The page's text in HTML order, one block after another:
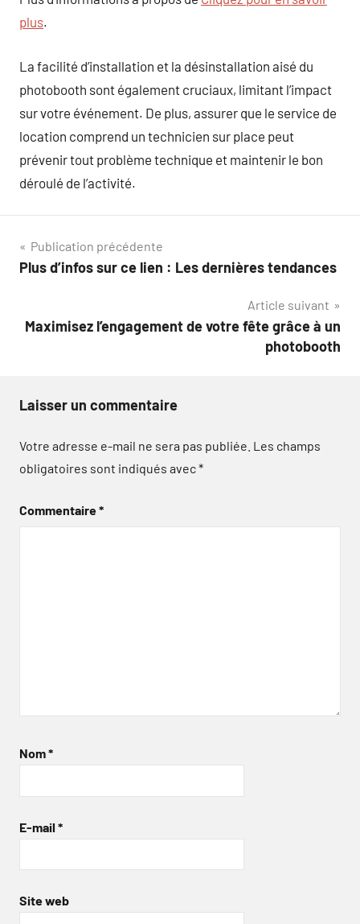
plus.
La facilité d’installation et la désinstallation aisé du
photobooth sont également cruciaux, limitant l’impact
sur votre événement. De plus, assurer que le service de
location comprend un technicien sur place peut
prévenir tout problème technique et maintenir le bon
déroulé de l’activité.
Navigation
de
Publication précédente
Plus d’infos sur ce lien : Les dernières tendances
Article suivant
Maximisez l’engagement de votre fête grâce à un
photobooth
Laisser un commentaire
Votre adresse e-mail ne sera pas publiée. Les champs
obligatoires sont indiqués avec*
Commentaire*
Nom*
E-mail *
Site web